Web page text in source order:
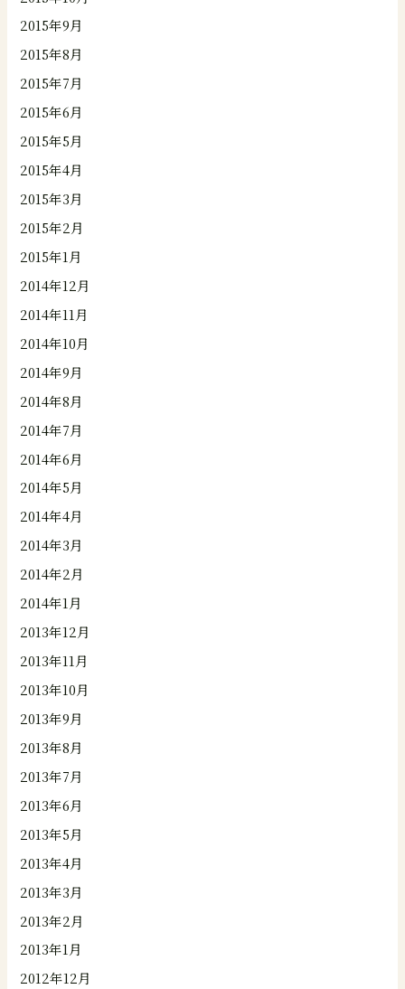
2015年9月
2015年8月
2015年7月
2015年6月
2015年5月
2015年4月
2015年3月
2015年2月
2015年1月
2014年12月
2014年11月
2014年10月
2014年9月
2014年8月
2014年7月
2014年6月
2014年5月
2014年4月
2014年3月
2014年2月
2014年1月
2013年12月
2013年11月
2013年10月
2013年9月
2013年8月
2013年7月
2013年6月
2013年5月
2013年4月
2013年3月
2013年2月
2013年1月
2012年12月